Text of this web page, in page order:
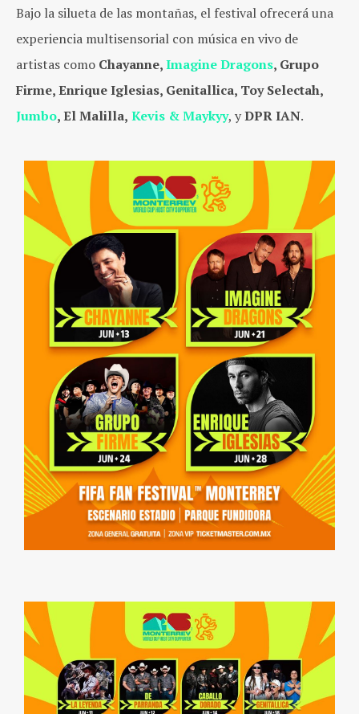
Bajo la silueta de las montañas, el festival ofrecerá una
experiencia multisensorial con música en vivo de
artistas como Chayanne,Imagine Dragons, Grupo
Firme, Enrique Iglesias, Genitallica, Toy Selectah,
Jumbo, El Malilla, Kevis & Maykyy, yDPR IAN.